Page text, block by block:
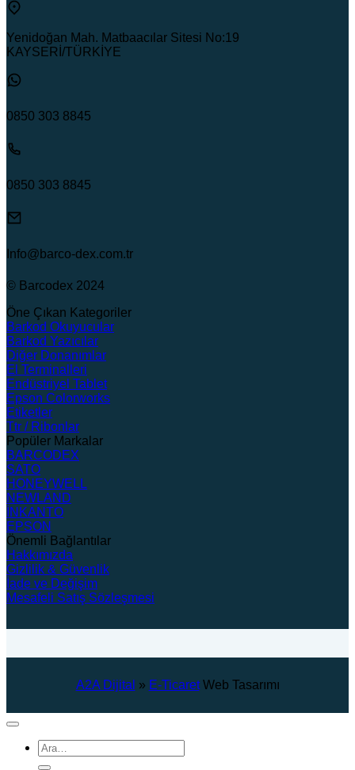
Yenidoğan Mah. Matbaacılar Sitesi No:19
KAYSERİ/TÜRKİYE
0850 303 8845
0850 303 8845
Info@barco-dex.com.tr
© Barcodex 2024
Öne Çıkan Kategoriler
Barkod Okuyucular
Barkod Yazıcılar
Diğer Donanımlar
El Terminalleri
Endüstriyel Tablet
Epson Colorworks
Etiketler
Ttr / Ribonlar
Popüler Markalar
BARCODEX
SATO
HONEYWELL
NEWLAND
İNKANTO
EPSON
Önemli Bağlantılar
Hakkımızda
Gizlilik & Güvenlik
İade ve Değişim
Mesafeli Satış Sözleşmesi
A2A Dijital » E-TicaretWeb Tasarımı
Ara: